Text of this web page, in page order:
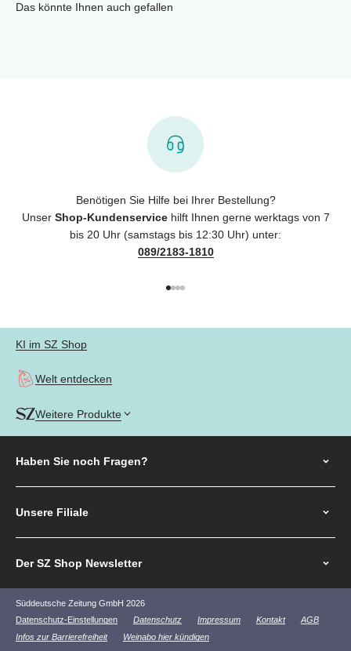
Das könnte Ihnen auch gefallen
Benötigen Sie Hilfe bei Ihrer Bestellung?
Unser Shop-Kundenservicehilft Ihnen gerne werktags von 7
bis 20 Uhr (samstags bis 12:30 Uhr) unter:
089/2183-1810
KI im SZ Shop
Welt entdecken
Weitere Produkte
Haben Sie noch Fragen?
Unsere Filiale
Der SZ Shop Newsletter
Süddeutsche Zeitung GmbH 2026
Datenschutz-Einstellungen
Datenschutz Impressum Kontakt
AGB
Infos zur Barrierefreiheit
Weinabo hier kündigen